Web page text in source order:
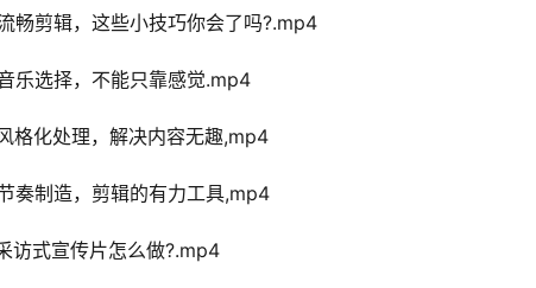
畅剪辑，这些小技巧你会了吗?.mp4
乐选择，不能只靠感觉.mp4
格化处理，解决内容无趣,mp4
奏制造，剪辑的有力工具,mp4
访式宣传片怎么做?.mp4